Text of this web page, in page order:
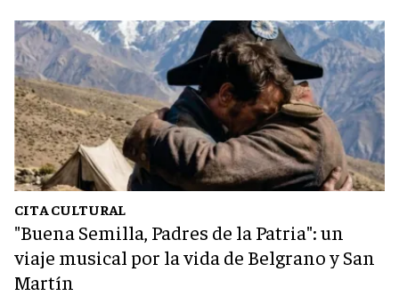
CITA CULTURAL
"Buena Semilla, Padres de la Patria": un
viaje musical por la vida de Belgrano y San
Martín